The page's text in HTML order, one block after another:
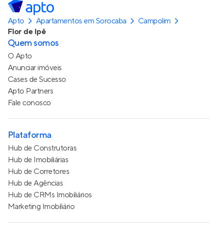
Apto Apartamentos em Sorocaba
Campolim
Flor de Ipê
Quem somos
O Apto
Anunciar imóveis
Cases de Sucesso
Apto Partners
Fale conosco
Plataforma
Hub de Construtoras
Hub de Imobiliárias
Hub de Corretores
Hub de Agências
Hub de CRMs Imobiliários
Marketing Imobiliário